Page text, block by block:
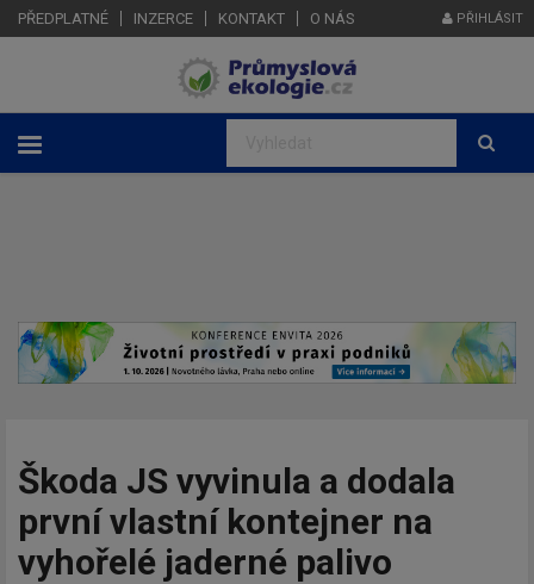
PŘEDPLATNÉ INZERCE KONTAKT O NÁS PŘIHLÁSIT
Škoda JS vyvinula a dodala
první vlastní kontejner na
vyhořelé jaderné palivo